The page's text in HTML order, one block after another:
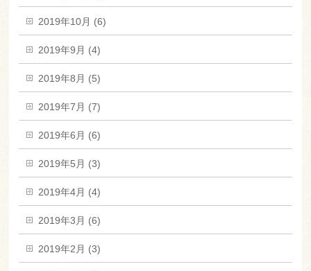
2019年10月 (6)
2019年9月 (4)
2019年8月 (5)
2019年7月 (7)
2019年6月 (6)
2019年5月 (3)
2019年4月 (4)
2019年3月 (6)
2019年2月 (3)